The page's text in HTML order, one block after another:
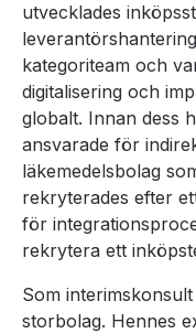
utvecklades
kategoriteam och
digitalisering och
globalt. Innan dess
ansvarade för
läkemedelsbolag
rekryterades efter
för
rekrytera ett
Som
storbolag. Hennes